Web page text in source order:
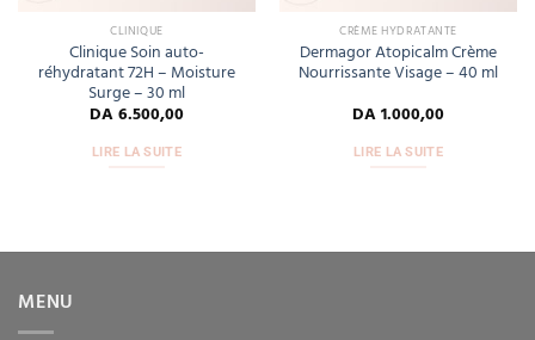
CLINIQUE
Clinique Soin auto-
réhydratant 72H – Moisture
Surge – 30 ml
DA6.500,00
LIRE LA SUITE
CRÈME HYDRATANTE
Dermagor Atopicalm Crème
Nourrissante Visage – 40 ml
DA1.000,00
LIRE LA SUITE
MENU